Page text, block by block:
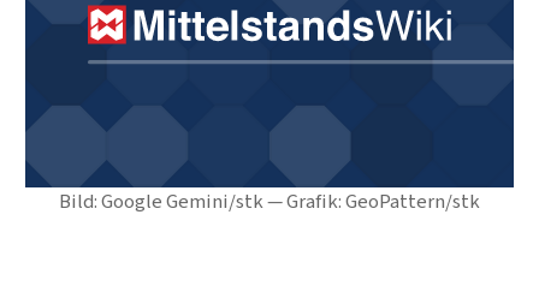
Bild: Google Gemini/stk — Grafik: GeoPattern/stk